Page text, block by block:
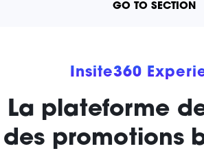
GO TO SECTION
Insite360
La plateforme
des promotions